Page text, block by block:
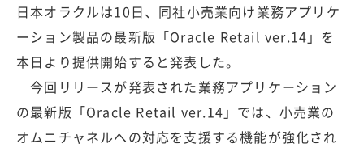
日本オラクルは10日、同社小売業向け業務アプリケ
ーション製品の最新版「Oracle Retail ver.14」を
本日より提供開始すると発表した。
今回リリースが発表された業務アプリケーション
の最新版「Oracle Retail ver.14」では、小売業の
オムニチャネルへの対応を支援する機能が強化され